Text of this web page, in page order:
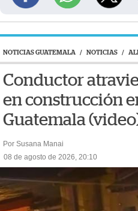
NOTICIAS GUATEMALA / NOTICIAS /
Conductor
en construcción
Guatemala
Por Susana Manai
08 de agosto de 2026, 20:10